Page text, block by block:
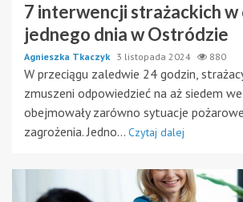
7 interwencji strażackich w
jednego dnia w Ostródzie
Agnieszka Tkaczyk 3 listopada 2024 880
W przeciągu zaledwie 24 godzin,
zmuszeni odpowiedzieć na aż siedem
obejmowały zarówno sytuacje
zagrożenia. Jedno... Czytaj dalej